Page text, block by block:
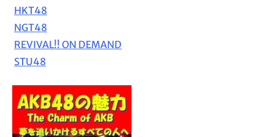
HKT48
NGT48
REVIVAL!! ON DEMAND
STU48